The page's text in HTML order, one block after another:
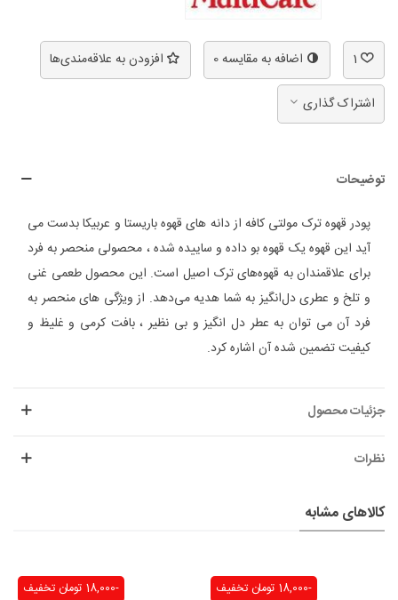
1 اضافه به مقایسه0 افزودن به علاقه‌مندی‌ها
اشتراک گذاری
توضیحات
پودر قهوه ترک مولتی کافه از دانه های قهوه باریستا و عربیکا بدست می
آید این قهوه یک قهوه بو داده و ساییده شده ، محصولی منحصر به فرد
برای علاقمندان به قهوه‌های ترک اصیل است. این محصول طعمی غنی
و تلخ و عطری دل‌انگیز به شما هدیه می‌دهد. از ویژگی های منحصر به
فرد آن می توان به عطر دل انگیز و بی نظیر ، بافت کرمی و غلیظ و
کیفیت تضمین شده آن اشاره کرد.
جزئیات محصول
نظرات
کالاهای مشابه
تخفیف -18,000 تومان تخفیف -18,000 تومان